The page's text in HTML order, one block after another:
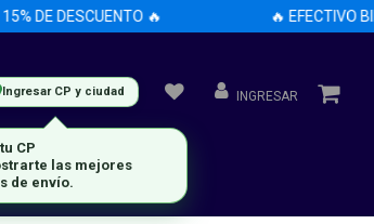
DE DESCUENTO 🔥 🔥 EFECTIVO
Ingresar CP y ciudad INGRESAR
CP
las mejores
de envío.